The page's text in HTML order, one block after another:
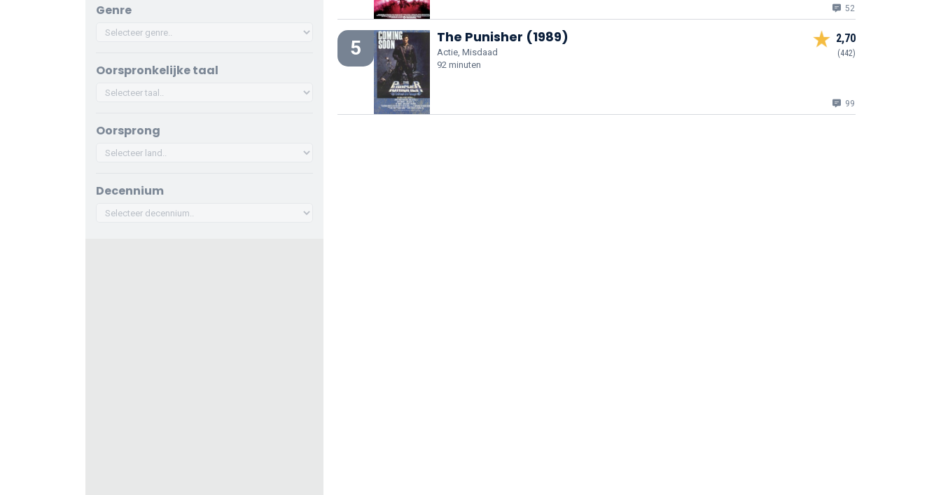
Genre
Oorspronkelijke taal
Oorsprong
Decennium
52
5 The Punisher (1989)
Actie, Misdaad
92 minuten
2,70
(442)
99